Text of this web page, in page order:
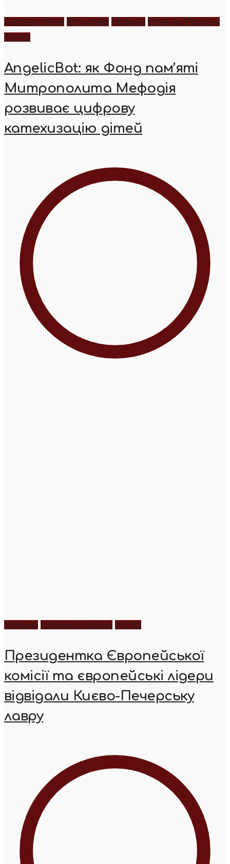
Дитяча біблія Молитва Новини Новини України
Фото
AngelicBot: як Фонд пам’яті
Митрополита Мефодія
розвиває цифрову
катехизацію дітей
Новини Новини України Фото
Президентка Європейської
комісії та європейські лідери
відвідали Києво-Печерську
лавру